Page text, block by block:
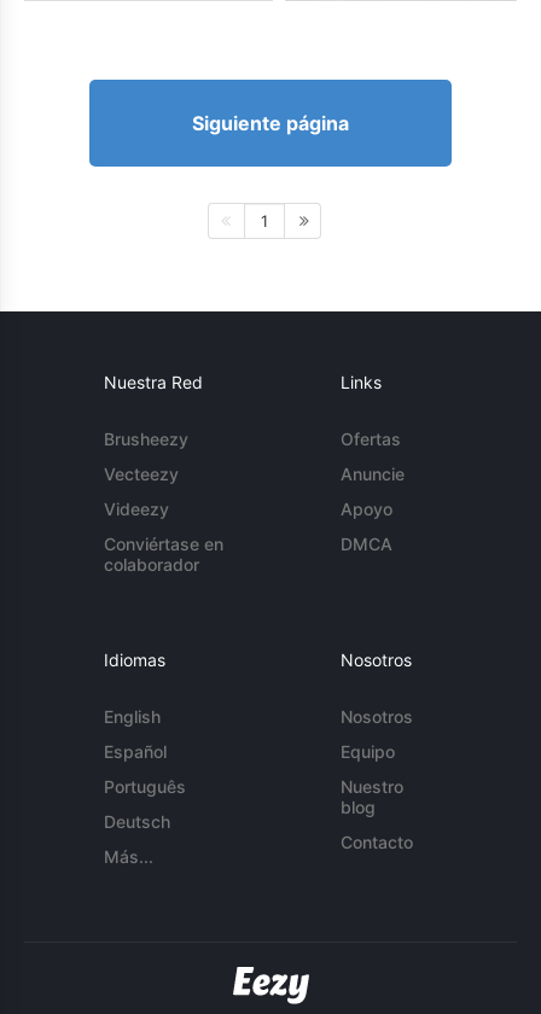
Siguiente página
1
Nuestra Red
Brusheezy
Vecteezy
Videezy
Conviértase en
colaborador
Links
Ofertas
Anuncie
Apoyo
DMCA
Idiomas
English
Español
Português
Deutsch
Más...
Nosotros
Nosotros
Equipo
Nuestro
blog
Contacto